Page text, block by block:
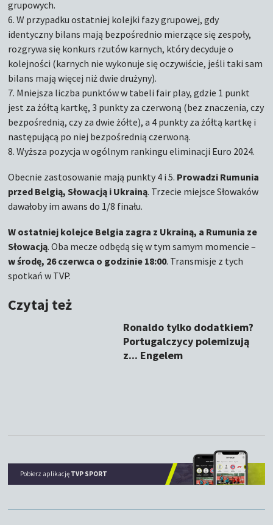
grupowych.
6. W przypadku ostatniej kolejki fazy grupowej, gdy
identyczny bilans mają bezpośrednio mierzące się zespoły,
rozgrywa się konkurs rzutów karnych, który decyduje o
kolejności (karnych nie wykonuje się oczywiście, jeśli taki sam
bilans mają więcej niż dwie drużyny).
7. Mniejsza liczba punktów w tabeli fair play, gdzie 1 punkt
jest za żółtą kartkę, 3 punkty za czerwoną (bez znaczenia, czy
bezpośrednią, czy za dwie żółte), a 4 punkty za żółtą kartkę i
następującą po niej bezpośrednią czerwoną.
8. Wyższa pozycja w ogólnym rankingu eliminacji Euro 2024.
Obecnie zastosowanie mają punkty 4 i 5. Prowadzi Rumunia
przed Belgią, Słowacją i Ukrainą. Trzecie miejsce Słowaków
dawałoby im awans do 1/8 finału.
W ostatniej kolejce Belgia zagra z Ukrainą, a Rumunia ze
Słowacją. Oba mecze odbędą się w tym samym momencie –
w środę, 26 czerwca o godzinie 18:00. Transmisje z tych
spotkań w TVP.
Czytaj też
Ronaldo tylko dodatkiem?
Portugalczycy polemizują
z... Engelem
Pobierz aplikację TVP SPORT